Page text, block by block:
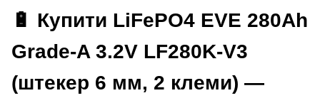
🔋 Купити LiFePO4 EVE 280Ah
Grade-A 3.2V LF280K-V3
(штекер 6 мм, 2 клеми) —